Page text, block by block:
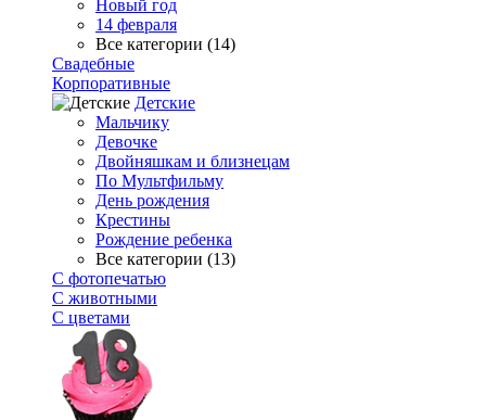
Новый год
14 февраля
Все категории (14)
Свадебные
Корпоративные
Детские
Мальчику
Девочке
Двойняшкам и близнецам
По Мультфильму
День рождения
Крестины
Рождение ребенка
Все категории (13)
С фотопечатью
C животными
С цветами